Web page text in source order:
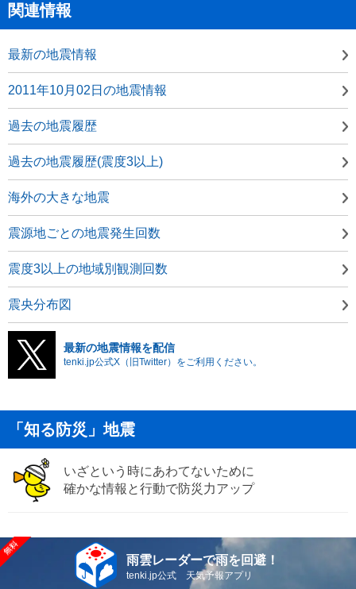
関連情報
最新の地震情報
2011年10月02日の地震情報
過去の地震履歴
過去の地震履歴(震度3以上)
海外の大きな地震
震源地ごとの地震発生回数
震度3以上の地域別観測回数
震央分布図
最新の地震情報を配信
tenki.jp公式X（旧Twitter）をご利用ください。
「知る防災」地震
いざという時にあわてないために
確かな情報と行動で防災力アップ
雨雲レーダーで雨を回避！
tenki.jp公式 天気予報アプリ